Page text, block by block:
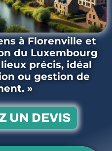
à Florenville et
du Luxembourg
précis, idéal
ou gestion de
»
UN DEVIS